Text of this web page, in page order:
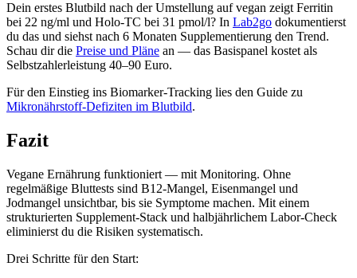
Dein erstes Blutbild nach der Umstellung auf vegan zeigt Ferritin
bei 22 ng/ml und Holo-TC bei 31 pmol/l? In Lab2go dokumentierst
du das und siehst nach 6 Monaten Supplementierung den Trend.
Schau dir die Preise und Pläne an — das Basispanel kostet als
Selbstzahlerleistung 40–90 Euro.
Für den Einstieg ins Biomarker-Tracking lies den Guide zu
Mikronährstoff-Defiziten im Blutbild.
Fazit
Vegane Ernährung funktioniert — mit Monitoring. Ohne
regelmäßige Bluttests sind B12-Mangel, Eisenmangel und
Jodmangel unsichtbar, bis sie Symptome machen. Mit einem
strukturierten Supplement-Stack und halbjährlichem Labor-Check
eliminierst du die Risiken systematisch.
Drei Schritte für den Start: